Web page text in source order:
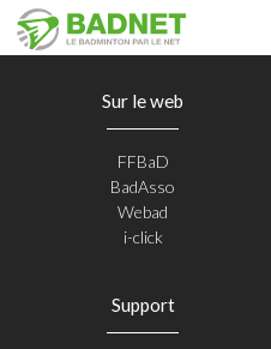
Sur le web
FFBaD
BadAsso
Webad
i-click
Support